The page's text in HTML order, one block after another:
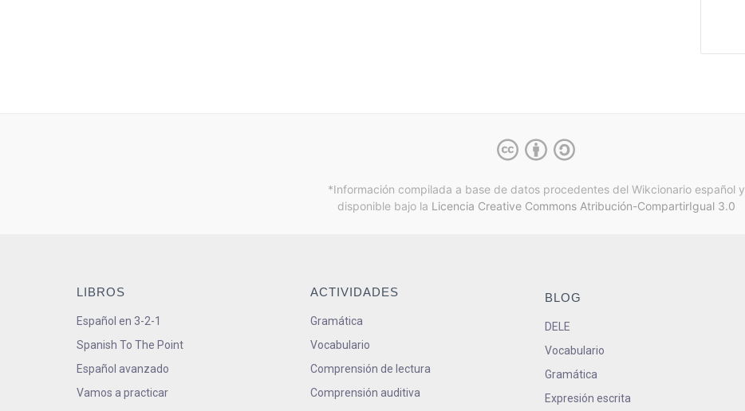
*Información compilada a base de datos procedentes del Wikcionario español y
disponible bajo la Licencia Creative Commons Atribución-CompartirIgual 3.0
LIBROS
Español en 3-2-1
Spanish To The Point
Español avanzado
Vamos a practicar
ACTIVIDADES
Gramática
Vocabulario
Comprensión de lectura
Comprensión auditiva
BLOG
DELE
Vocabulario
Gramática
Expresión escrita